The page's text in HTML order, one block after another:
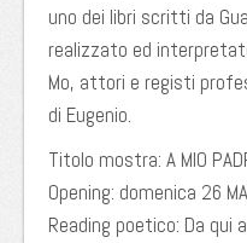
uno dei libri scritti da
realizzato ed
Mo, attori e registi
di Eugenio.
Titolo mostra: A MIO
Opening: domenica 26
Reading poetico: Da qui